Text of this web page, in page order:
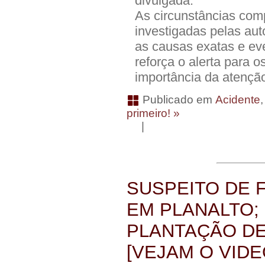
As circunstâncias
investigadas pelas
as causas exatas e
reforça o alerta para
importância da
Publicado em Acidente
primeiro! »
|
SUSPEITO DE
EM
PLANTAÇÃO
[VEJAM O